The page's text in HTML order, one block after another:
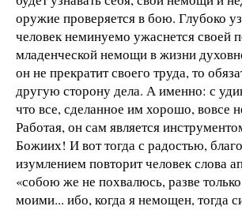
оружие проверяется в бою. Глубоко
человек неминуемо ужаснется своей
младенческой немощи в жизни
он не прекратит своего труда, то
другую сторону дела. А именно: с
что все, сделанное им хорошо, вовсе
Работая, он сам является
Божиих! И вот тогда с радостью,
изумлением повторит человек слова
«собою же не похвалюсь, разве
моими... ибо, когда я немощен, тогда